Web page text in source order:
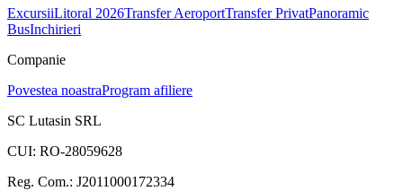
ExcursiiLitoral 2026Transfer AeroportTransfer PrivatPanoramic
BusInchirieri
Companie
Povestea noastraProgram afiliere
SC Lutasin SRL
CUI: RO-28059628
Reg. Com.: J2011000172334